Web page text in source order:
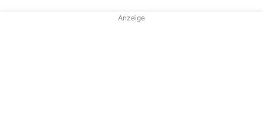
Anzeige